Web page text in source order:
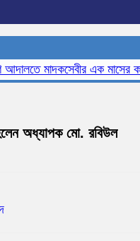
মাদকসেবীর এক মাসের কারাদণ্ড
অধ্যাপক মো. রবিউল